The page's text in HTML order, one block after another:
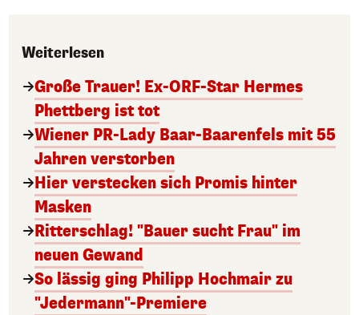
Weiterlesen
Große Trauer! Ex-ORF-Star Hermes
Phettberg ist tot
Wiener PR-Lady Baar-Baarenfels mit 55
Jahren verstorben
Hier verstecken sich Promis hinter
Masken
Ritterschlag! "Bauer sucht Frau" im
neuen Gewand
So lässig ging Philipp Hochmair zu
"Jedermann"-Premiere